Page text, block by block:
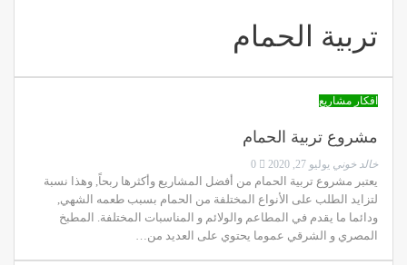
تربية الحمام
افكار مشاريع
مشروع تربية الحمام
خالد خوني يوليو 27, 2020
يعتبر مشروع تربية الحمام من أفضل المشاريع وأكثرها ربحاً, وهذا نسبة
لتزايد الطلب على الأنواع المختلفة من الحمام بسبب طعمه الشهي,
ودائما ما يقدم في المطاعم والولائم و المناسبات المختلفة. المطبخ
المصري و الشرقي عموما يحتوي على العديد من…